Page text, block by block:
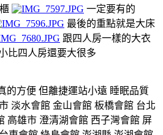
一定要有的
最後的重點就是大床
跟四人房一樣的大衣
比四人房還要大很多
的方便 但離捷運站小遠 睡眠品質
淡水會館 金山會館 板橋會館 台北
高雄市 澄清湖會館 西子灣會館 屏